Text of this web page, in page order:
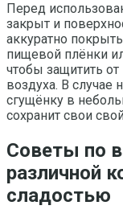
Перед
закрыт и
аккуратно
пищевой плёнки
чтобы защитить
воздуха. В случае
сгущёнку в
сохранит свои
Советы по
различной
сладостью